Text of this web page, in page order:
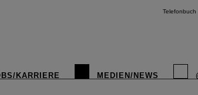
Telefonbuch
KARRIERE MEDIEN/NEWS